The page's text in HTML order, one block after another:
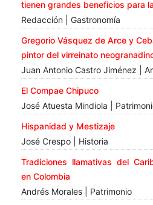
tienen grandes beneficios para
Redacción | Gastronomía
Gregorio Vásquez de Arce y
pintor del virreinato
Juan Antonio Castro Jiménez |
El Compae Chipuco
José Atuesta Mindiola |
Hispanidad y Mestizaje
José Crespo | Historia
Tradiciones llamativas del
en Colombia
Andrés Morales | Patrimonio